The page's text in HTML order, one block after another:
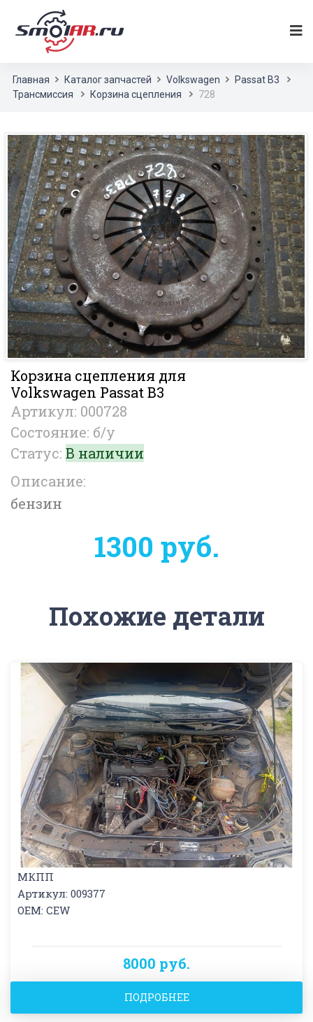
Главная Каталог запчастей Volkswagen
Passat B3
Трансмиссия
Корзина сцепления 728
Корзина сцепления для
Volkswagen Passat B3
Артикул: 000728
Состояние: б/у
Статус: В наличии
Описание:
бензин
1300 руб.
Похожие детали
МКПП
Артикул: 009377
OEM: CEW
8000 руб.
ПОДРОБНЕЕ